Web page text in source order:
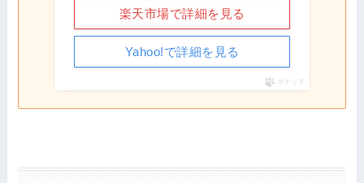
楽天市場で詳細を見る
Yahoo!で詳細を見る
ポチップ